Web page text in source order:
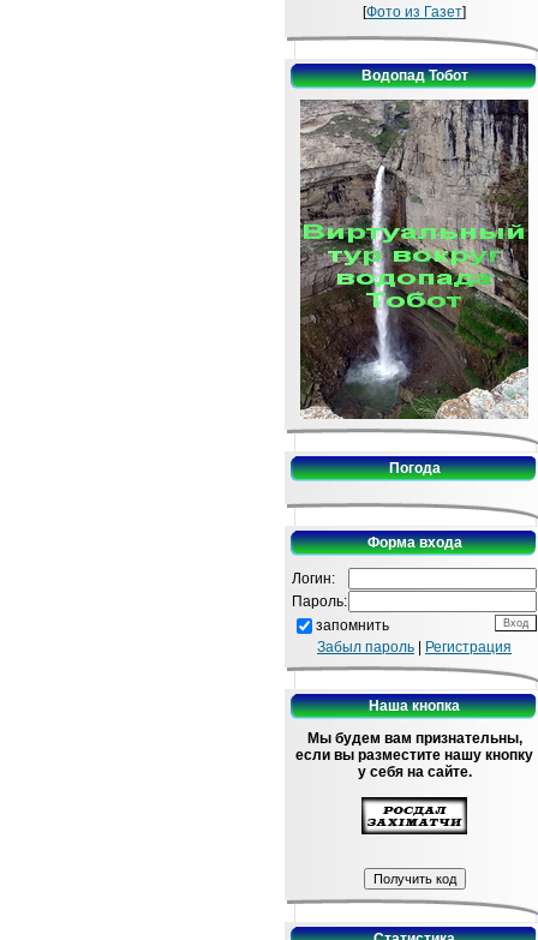
[Фото из Газет]
Водопад Тобот
Погода
Форма входа
Логин:
Пароль:
запомнить
Забыл пароль
Регистрация
Наша кнопка
Мы будем вам признательны,
если вы разместите нашу кнопку
у себя на сайте.